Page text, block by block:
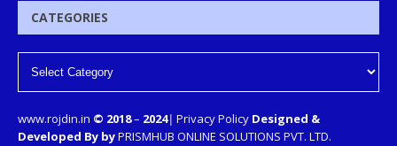
CATEGORIES
www.rojdin.in © 2018– 2024| Privacy Policy Designed &
Developed By byPRISMHUB ONLINE SOLUTIONS PVT. LTD.